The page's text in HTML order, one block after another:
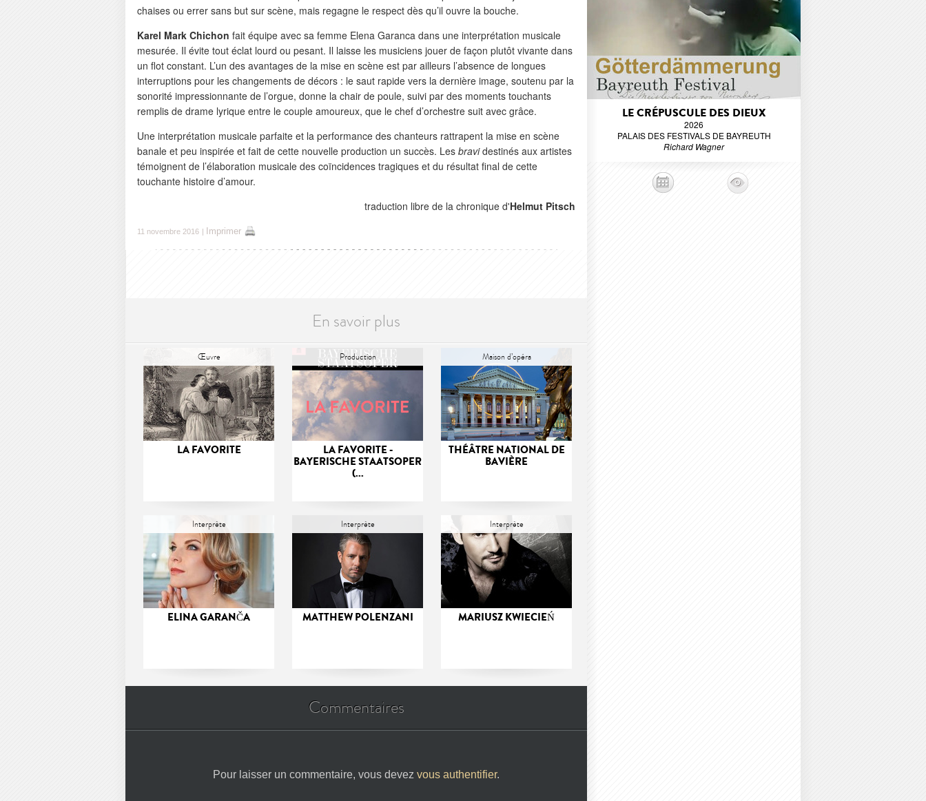
chaises ou errer sans but sur scène, mais regagne le respect dès qu’il ouvre la bouche.
Karel Mark Chichon fait équipe avec sa femme Elena Garanca dans une interprétation musicale
mesurée. Il évite tout éclat lourd ou pesant. Il laisse les musiciens jouer de façon plutôt vivante dans
un flot constant. L’un des avantages de la mise en scène est par ailleurs l’absence de longues
interruptions pour les changements de décors : le saut rapide vers la dernière image, soutenu par la
sonorité impressionnante de l’orgue, donne la chair de poule, suivi par des moments touchants
remplis de drame lyrique entre le couple amoureux, que le chef d’orchestre suit avec grâce.
Une interprétation musicale parfaite et la performance des chanteurs rattrapent la mise en scène
banale et peu inspirée et fait de cette nouvelle production un succès. Les bravidestinés aux artistes
témoignent de l’élaboration musicale des coïncidences tragiques et du résultat final de cette
touchante histoire d’amour.
traduction libre de la chronique d'Helmut Pitsch
11 novembre 2016 | Imprimer
En savoir plus
Œuvre
LA FAVORITE
Production
LA FAVORITE -
BAYERISCHE STAATSOPER
(...
Maison d’opéra
THÉÂTRE NATIONAL DE
BAVIÈRE
Interprète
ELINA GARANČA
Interprète
MATTHEW POLENZANI
Interprète
MARIUSZ KWIECIEŃ
Commentaires
Pour laisser un commentaire, vous devez vous authentifier.
LE CRÉPUSCULE DES DIEUX
2026
PALAIS DES FESTIVALS DE BAYREUTH
Richard Wagner